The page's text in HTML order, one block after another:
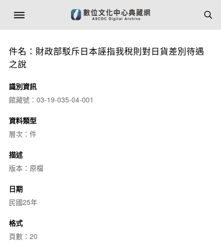
件名：財政部駁斥日本誣指我稅則對日貨差別待遇
之說
識別資訊
館藏號：03-19-035-04-001
資料類型
層次：件
描述
版本：原檔
日期
民國25年
格式
頁數：20